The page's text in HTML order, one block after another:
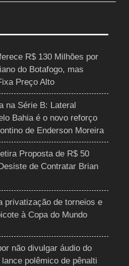
R$ 130 Milhões por
do Botafogo, mas
Preço Alto
na Série B: Lateral
Bahia é o novo reforço
de Enderson Moreira
Proposta de R$ 50
de Contratar Brian
privatização de torneios e
à Copa do Mundo
não divulgar áudio do
polêmico de pênalti